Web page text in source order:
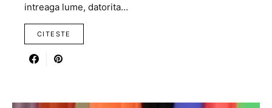
intreaga lume, datorita…
CITESTE